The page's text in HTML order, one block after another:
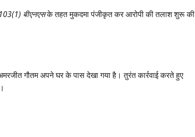
बीएनएसके तहत मुकदमा पंजीकृत कर आरोपी की तलाश शुरू की
गौतम अपने घर के पास देखा गया है। तुरंत कार्रवाई करते हुए